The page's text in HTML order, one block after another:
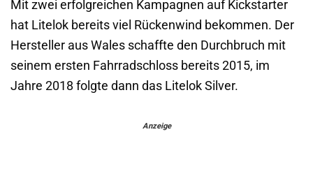
Mit zwei erfolgreichen Kampagnen auf Kickstarter
hat Litelok bereits viel Rückenwind bekommen. Der
Hersteller aus Wales schaffte den Durchbruch mit
seinem ersten Fahrradschloss bereits 2015, im
Jahre 2018 folgte dann das Litelok Silver.
Anzeige